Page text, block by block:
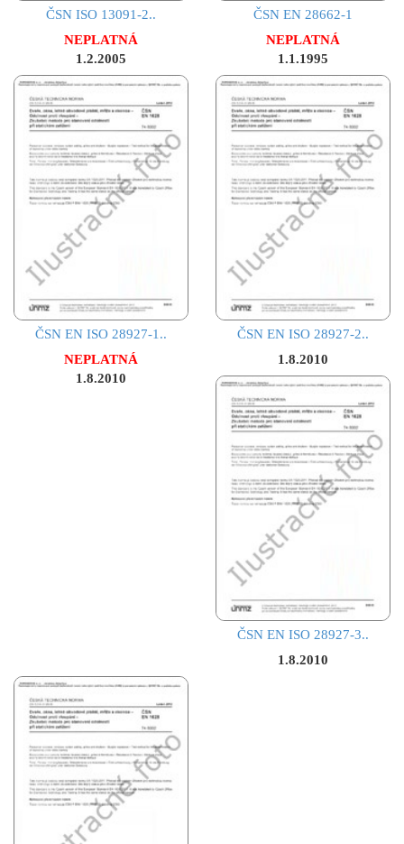
ČSN ISO 13091-2..
NEPLATNÁ
1.2.2005
ČSN EN 28662-1
NEPLATNÁ
1.1.1995
ČSN EN ISO 28927-1..
NEPLATNÁ
1.8.2010
ČSN EN ISO 28927-2..
1.8.2010
ČSN EN ISO 28927-3..
1.8.2010